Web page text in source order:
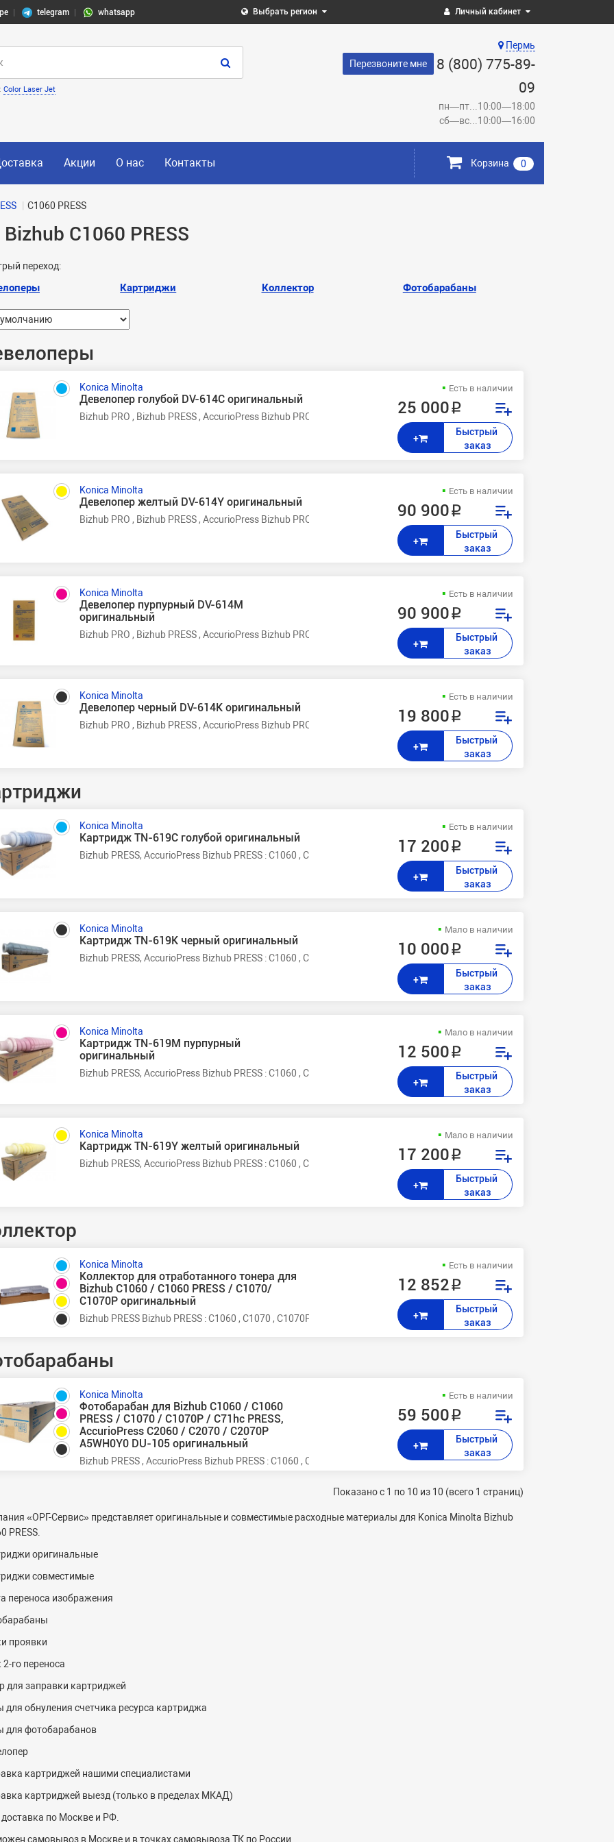
telegram whatsapp Выбрать регион Личный кабинет
Color Laser Jet
Пермь
Перезвоните мне
8 (800) 775-89-
09
пн—пт...10:00—18:00
сб—вс...10:00—16:00
Акции О нас Контакты Корзина 0
C1060 PRESS
C1060 PRESS
переход:
Картриджи Коллектор Фотобарабаны
Konica Minolta
Девелопер голубой DV-614C оригинальный
Bizhub PRO , Bizhub PRESS , AccurioPress Bizhub PRO : C1060L Bizhub PRESS : C1060 , C1070 , C1070P AccurioPress:
Есть в наличии
25 000 ₽
+
Быстрый
заказ
Konica Minolta
Девелопер желтый DV-614Y оригинальный
Bizhub PRO , Bizhub PRESS , AccurioPress Bizhub PRO : C1060L Bizhub PRESS : C1060 , C1070 , C1070P AccurioPress:
Есть в наличии
90 900 ₽
+
Быстрый
заказ
Konica Minolta
Девелопер пурпурный DV-614M
оригинальный
Bizhub PRO , Bizhub PRESS , AccurioPress Bizhub PRO : C1060L Bizhub PRESS : C1060 , C1070 , C1070P AccurioPress:
Есть в наличии
90 900 ₽
+
Быстрый
заказ
Konica Minolta
Девелопер черный DV-614K оригинальный
Bizhub PRO , Bizhub PRESS , AccurioPress Bizhub PRO : C1060L Bizhub PRESS : C1060 , C1070 , C1070P AccurioPress:
Есть в наличии
19 800 ₽
+
Быстрый
заказ
Konica Minolta
Картридж TN-619C голубой оригинальный
Bizhub PRESS, AccurioPress Bizhub PRESS : C1060 , C1070 , C1070P AccurioPress: C2060 , C2070
Есть в наличии
17 200 ₽
+
Быстрый
заказ
Konica Minolta
Картридж TN-619K черный оригинальный
Bizhub PRESS, AccurioPress Bizhub PRESS : C1060 , C1070 , C1070P AccurioPress: C2060 , C2070
Мало в наличии
10 000 ₽
+
Быстрый
заказ
Konica Minolta
Картридж TN-619M пурпурный
оригинальный
Bizhub PRESS, AccurioPress Bizhub PRESS : C1060 , C1070 , C1070P AccurioPress: C2060 , C2070
Мало в наличии
12 500 ₽
+
Быстрый
заказ
Konica Minolta
Картридж TN-619Y желтый оригинальный
Bizhub PRESS, AccurioPress Bizhub PRESS : C1060 , C1070 , C1070P AccurioPress: C2060 , C2070
Мало в наличии
17 200 ₽
+
Быстрый
заказ
Konica Minolta
Коллектор для отработанного тонера для
Bizhub C1060 / C1060 PRESS / C1070/
C1070P оригинальный
Bizhub PRESS Bizhub PRESS : C1060 , C1070 , C1070P
Есть в наличии
12 852 ₽
+
Быстрый
заказ
Konica Minolta
Фотобарабан для Bizhub C1060 / C1060
PRESS / C1070 / C1070P / C71hc PRESS,
AccurioPress C2060 / C2070 / C2070P
A5WH0Y0 DU-105 оригинальный
Bizhub PRESS , AccurioPress Bizhub PRESS : C1060 , C1070 , C1070P AccurioPress: C2060 , C2070 , C2070P
Есть в наличии
59 500 ₽
+
Быстрый
заказ
Показано с 1 по 10 из 10 (всего 1 страниц)
«ОРГ-Cервис» представляет оригинальные и совместимые расходные материалы для Konica Minolta Bizhub
PRESS.
оригинальные
совместимые
переноса изображения
проявки
го переноса
для заправки картриджей
для обнуления счетчика ресурса картриджа
для фотобарабанов
картриджей нашими специалистами
картриджей выезд (только в пределах МКАД)
доставка по Москве и РФ.
самовывоз в Москве и в точках самовывоза ТК по России.